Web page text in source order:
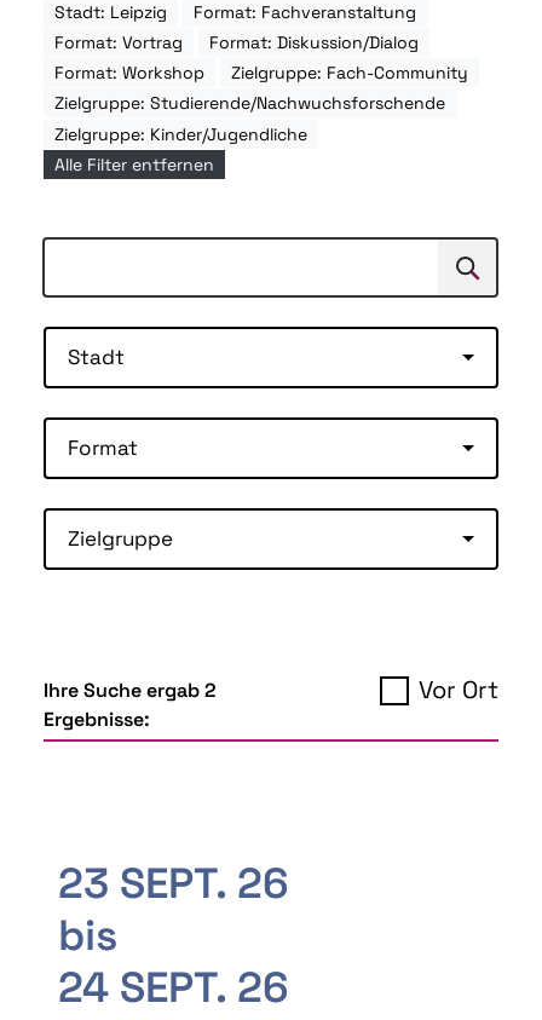
Stadt: Leipzig
Format: Fachveranstaltung
Format: Vortrag
Format: Diskussion/Dialog
Format: Workshop
Zielgruppe: Fach-Community
Zielgruppe: Studierende/Nachwuchsforschende
Zielgruppe: Kinder/Jugendliche
Alle Filter entfernen
Suchen
Stadt
Format
Zielgruppe
Ihre Suche ergab 2
Ergebnisse:
Vor Ort
23 SEPT. 26
bis
24 SEPT. 26